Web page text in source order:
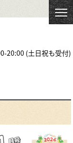
20:00 (土日祝も受付)